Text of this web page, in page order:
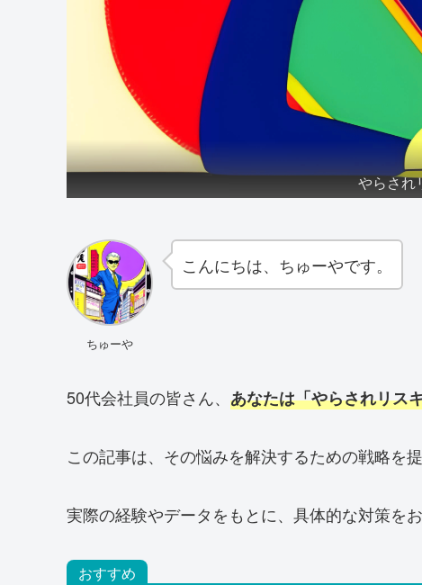
やらされ
ちゅーや
こんにちは、ちゅーやです。
50代会社員の皆さん、 あなたは「やらされリス
この記事は、その悩みを解決するための戦略を提
実際の経験やデータをもとに、具体的な対策をお
おすすめ